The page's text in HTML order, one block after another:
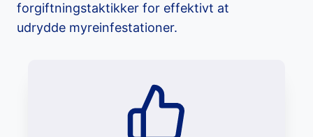
forgiftningstaktikker for effektivt at
udrydde myreinfestationer.